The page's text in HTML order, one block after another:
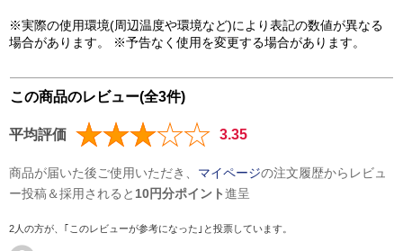
※実際の使用環境(周辺温度や環境など)により表記の数値が異なる
場合があります。 ※予告なく使用を変更する場合があります。
この商品のレビュー(全3件)
平均評価 3.35
商品が届いた後ご使用いただき、 マイページの注文履歴からレビュ
ー投稿＆採用されると 10円分ポイント進呈
2人の方が、｢このレビューが参考になった｣と投票しています。